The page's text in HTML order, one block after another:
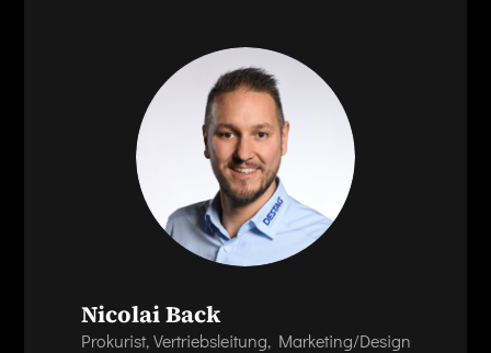
Nicolai Back
Prokurist, Vertriebsleitung, Marketing/Design